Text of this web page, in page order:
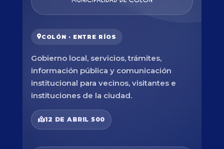
COLÓN · ENTRE RÍOS
Gobierno local, servicios, trámites,
información pública y comunicación
institucional para vecinos, visitantes e
instituciones de la ciudad.
12 DE ABRIL 500